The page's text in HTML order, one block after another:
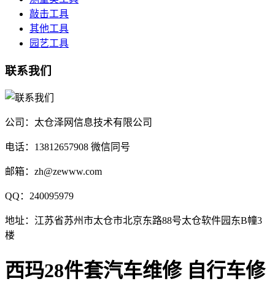
敲击工具
其他工具
园艺工具
联系我们
公司：太仓泽网信息技术有限公司
电话：13812657908 微信同号
邮箱：zh@zewww.com
QQ：240095979
地址：江苏省苏州市太仓市北京东路88号太仓软件园东B幢3
楼
西玛28件套汽车维修 自行车修